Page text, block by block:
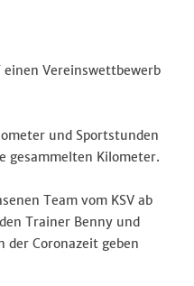
Vereinswettbewerb
und Sportstunden
gesammelten Kilometer.
Team vom KSV ab
Trainer Benny und
der Coronazeit geben